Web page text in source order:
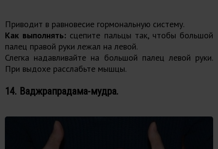
Приводит в равновесие гормональную систему.
Как выполнять: сцепите пальцы так, чтобы большой
палец правой руки лежал на левой.
Слегка надавливайте на большой палец левой руки.
При выдохе расслабьте мышцы.
14. Ваджрапрадама-мудра.